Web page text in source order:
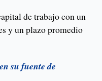
de trabajo con un
y un plazo promedio
su fuente de